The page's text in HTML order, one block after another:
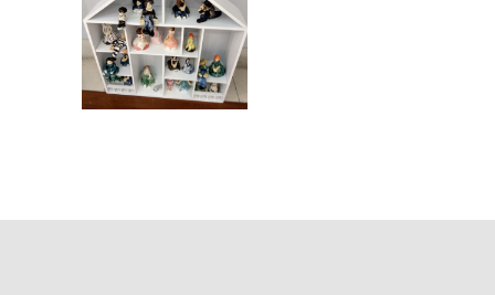
2019, Cerámica, Premiados 2019
ZOOM VIEW